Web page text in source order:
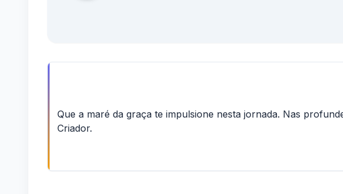
Que a maré da graça te impulsione nesta jornada. Nas
Criador.